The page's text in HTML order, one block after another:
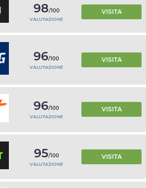
98/100
VALUTAZIONE
VISITA
96/100
VALUTAZIONE
VISITA
96/100
VALUTAZIONE
VISITA
95/100
VALUTAZIONE
VISITA